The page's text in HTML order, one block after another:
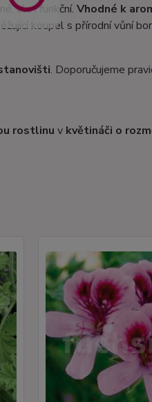
ale i funkční. Vhodné k
koupel s přírodní vůní
. Doporučujeme
rostlinu v květináči o